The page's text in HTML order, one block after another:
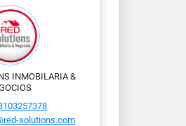
INMOBILARIA &
solutions.com